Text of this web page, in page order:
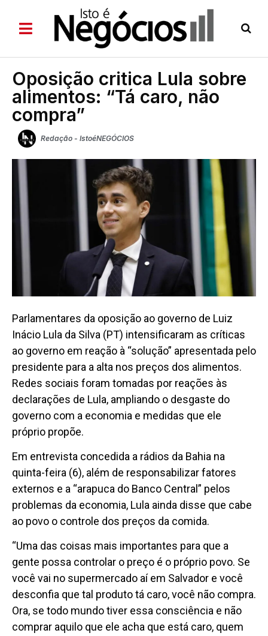
Oposição critica Lula sobre
alimentos: “Tá caro, não
compra”
Redação - IstoéNEGÓCIOS
Parlamentares da oposição ao governo de Luiz
Inácio Lula da Silva (PT) intensificaram as críticas
ao governo em reação à “solução” apresentada pelo
presidente para a alta nos preços dos alimentos.
Redes sociais foram tomadas por reações às
declarações de Lula, ampliando o desgaste do
governo com a economia e medidas que ele
próprio propõe.
Em entrevista concedida a rádios da Bahia na
quinta-feira (6), além de responsabilizar fatores
externos e a “arapuca do Banco Central” pelos
problemas da economia, Lula ainda disse que cabe
ao povo o controle dos preços da comida.
“Uma das coisas mais importantes para que a
gente possa controlar o preço é o próprio povo. Se
você vai no supermercado aí em Salvador e você
desconfia que tal produto tá caro, você não compra.
Ora, se todo mundo tiver essa consciência e não
comprar aquilo que ele acha que está caro, quem